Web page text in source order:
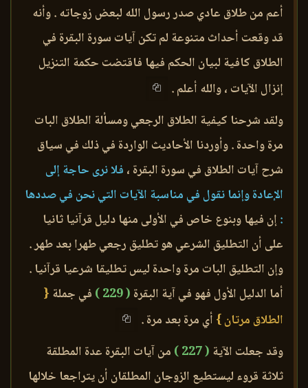
أعم من طلاق عادي صدر رسول الله لبعض زوجاته . وأنه
قد وقعت أحداث متنوعة لم تكن آيات سورة البقرة في
الطلاق كافية لبيان الحكم فيها فاقتضت حكمة التنزيل
إنزال الآيات ، والله أعلم .
ولقد شرحنا كيفية الطلاق الرجعي ومسألة الطلاق البات
مرة واحدة . وأوردنا الأحاديث الواردة في ذلك في سياق
شرح آيات الطلاق في سورة البقرة ، فلا نرى حاجة إلى
الإعادة وإنما نقول في مناسبة الآيات التي نحن في صددها
:إن فيها وبنوع خاص في الأولى منها دليل قرآنيا ثانيا
على أن التطليق الشرعي هو تطليق رجعي طهرا بعد طهر .
وإن التطليق البات مرة واحدة ليس تطليقا شرعيا قرآنيا .
أما الدليل الأول فهو في آية البقرة ( 229 ) في جملة {
الطلاق مرتان } أي مرة بعد مرة .
وقد جعلت الآية ( 227 )
من آيات البقرة عدة المطلقة
ثلاثة قروء ليستطيع الزوجان المطلقان أن يتراجعا خلالها